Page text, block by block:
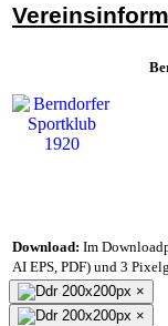
Download: Im
AI EPS, PDF) und 3
×
×